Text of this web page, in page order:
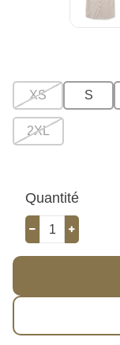
XS S
2XL
Quantité